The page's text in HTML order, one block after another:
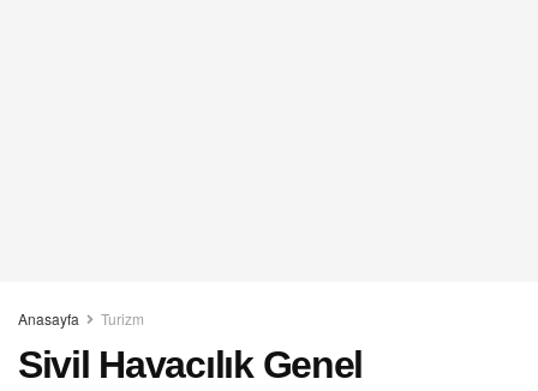
Anasayfa Turizm
Sivil Havacılık Genel